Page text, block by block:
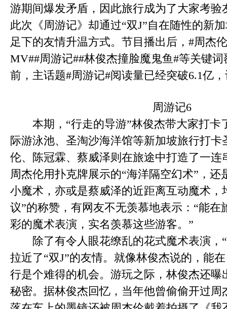
游期间爆发矛盾，因此旅行成为了大家考验
此次《周游记》却通过“双J”自在随性的新
足下的友情升温方式。节目播出后，#周杰
MV##周游记##林俊杰撞脸魔鬼鱼#等关键
前，主话题#周游记#阅读量已经突破6.1亿
周游记6
本期，“行走的导游”林俊杰带大家打卡
际游泳池、圣淘沙海洋馆等新加坡旅行打卡
伦、陈冠霖、蔡威泽则在旅途中打造了一连
周杰伦用扑克牌展示的“海洋隔空幻术”，还
小魔术，亦或是蔡威泽的近距离互动魔术，
议”的称赞，有网友不无羡慕地表示：“能在
彩的魔术表演，实名羡慕这些游客。”
除了有令人眼花缭乱的花式魔术表演，
拉近了“双J”的友情。就像林俊杰说的，能
行是个难得的机会。游玩之际，林俊杰还曝
秘密。据林俊杰回忆，当年他曾偷偷开过周